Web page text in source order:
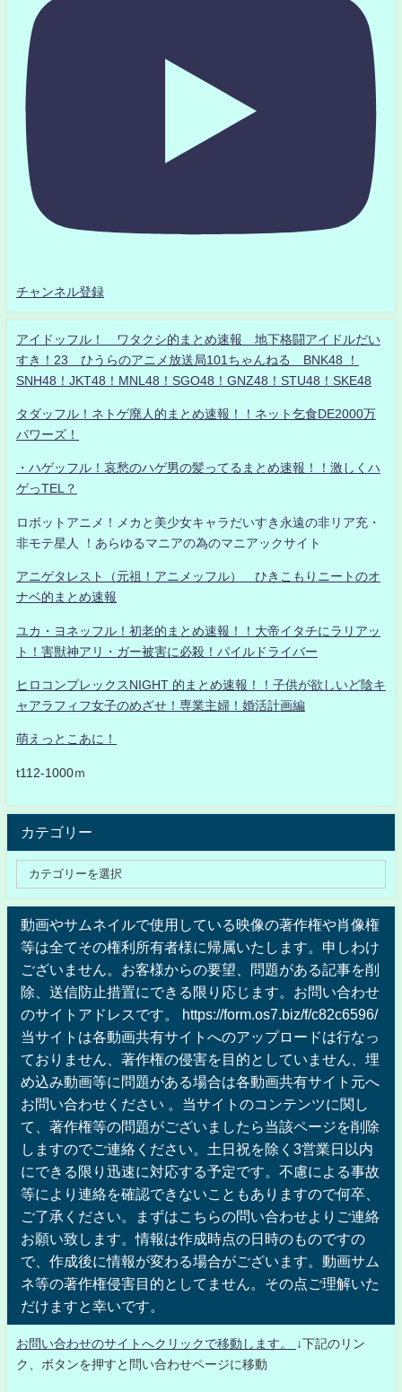
チャンネル登録
アイドッフル！ ワタクシ的まとめ速報 地下格闘アイドルだい
すき！23 ひうらのアニメ放送局101ちゃんねる BNK48 ！
SNH48！JKT48！MNL48！SGO48！GNZ48！STU48！SKE48
タダッフル！ネトゲ廃人的まとめ速報！！ネット乞食DE2000万
パワーズ！
・ハゲッフル！哀愁のハゲ男の髪ってるまとめ速報！！激しくハ
ゲっTEL？
ロボットアニメ！メカと美少女キャラだいすき永遠の非リア充・
非モテ星人 ！あらゆるマニアの為のマニアックサイト
アニゲタレスト（元祖！アニメッフル） ひきこもりニートのオ
ナベ的まとめ速報
ユカ・ヨネッフル！初老的まとめ速報！！大帝イタチにラリアッ
ト！害獣神アリ・ガー被害に必殺！パイルドライバー
ヒロコンプレックスNIGHT 的まとめ速報！！子供が欲しいど陰キ
ャアラフィフ女子のめざせ！専業主婦！婚活計画編
萌えっとこあに！
t112-1000ｍ
カテゴリー
動画やサムネイルで使用している映像の著作権や肖像権
等は全てその権利所有者様に帰属いたします。申しわけ
ございません。お客様からの要望、問題がある記事を削
除、送信防止措置にできる限り応じます。お問い合わせ
のサイトアドレスです。 https://form.os7.biz/f/c82c6596/
当サイトは各動画共有サイトへのアップロードは行なっ
ておりません、著作権の侵害を目的としていません、埋
め込み動画等に問題がある場合は各動画共有サイト元へ
お問い合わせください 。当サイトのコンテンツに関し
て、著作権等の問題がございましたら当該ページを削除
しますのでご連絡ください。土日祝を除く3営業日以内
にできる限り迅速に対応する予定です。不慮による事故
等により連絡を確認できないこともありますので何卒、
ご了承ください。まずはこちらの問い合わせよりご連絡
お願い致します。情報は作成時点の日時のものですの
で、作成後に情報が変わる場合がございます。動画サム
ネ等の著作権侵害目的としてません。その点ご理解いた
だけますと幸いです。
お問い合わせのサイトへクリックで移動します。
↓下記のリン
ク、ボタンを押すと問い合わせページに移動